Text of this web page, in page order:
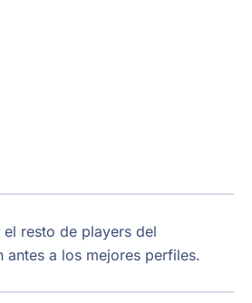
resto de players del
antes a los mejores perfiles.